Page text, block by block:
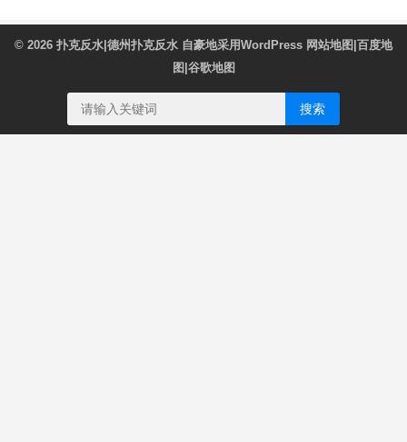
© 2026 扑克反水|德州扑克反水 自豪地采用WordPress 网站地图 百度地
图 谷歌地图
搜索